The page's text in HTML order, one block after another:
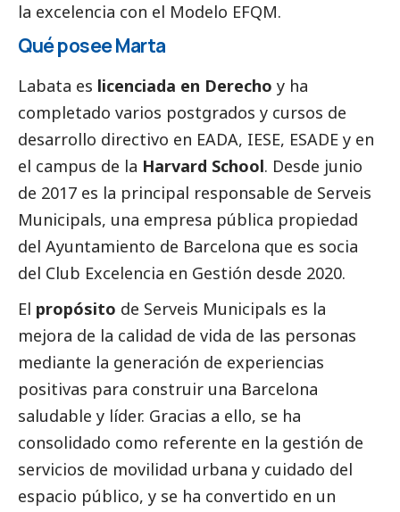
la excelencia con el Modelo EFQM.
Qué posee Marta
Labata es licenciada en Derecho y ha
completado varios postgrados y cursos de
desarrollo directivo en EADA, IESE, ESADE y en
el campus de la Harvard School. Desde junio
de 2017 es la principal responsable de Serveis
Municipals, una empresa pública propiedad
del Ayuntamiento de Barcelona que es socia
del Club Excelencia en Gestión desde 2020.
El propósito de Serveis Municipals es la
mejora de la calidad de vida de las personas
mediante la generación de experiencias
positivas para construir una Barcelona
saludable y líder. Gracias a ello, se ha
consolidado como referente en la gestión de
servicios de movilidad urbana y cuidado del
espacio público, y se ha convertido en un